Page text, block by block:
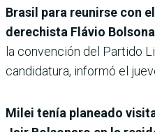
Brasil para reunirse con
derechista Flávio
la convención del Partido
candidatura, informó el
Milei tenía planeado